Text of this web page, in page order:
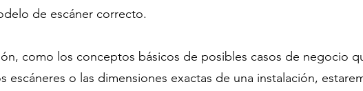
de escáner correcto.
como los conceptos básicos de posibles casos de negocio
escáneres o las dimensiones exactas de una instalación,